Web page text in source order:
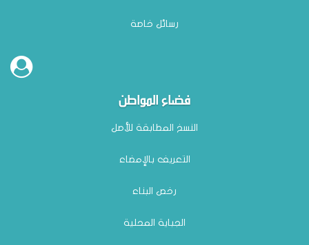
رسائل خاصة
فضاء المواطن
النسخ المطابقة للأصل
التعريف بالإمضاء
رخص البناء
الجباية المحلية